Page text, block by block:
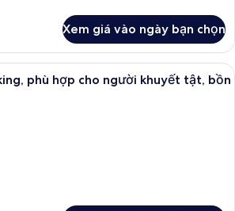
Xem giá vào ngày bạn chọn
Két bảo mật tại phòng, bộ trải
phù hợp cho người khuyết tật, bồn